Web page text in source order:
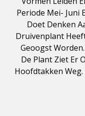
Periode Mei- Juni
Doet Denken
Druivenplant
Geoogst
De Plant Ziet Er
Hoofdtakken